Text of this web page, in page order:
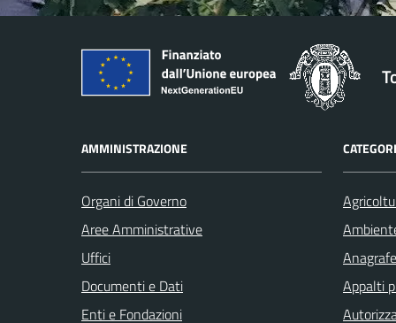
AMMINISTRAZIONE
Organi di Governo
Aree Amministrative
Uffici
Documenti e Dati
Enti e Fondazioni
Appalti